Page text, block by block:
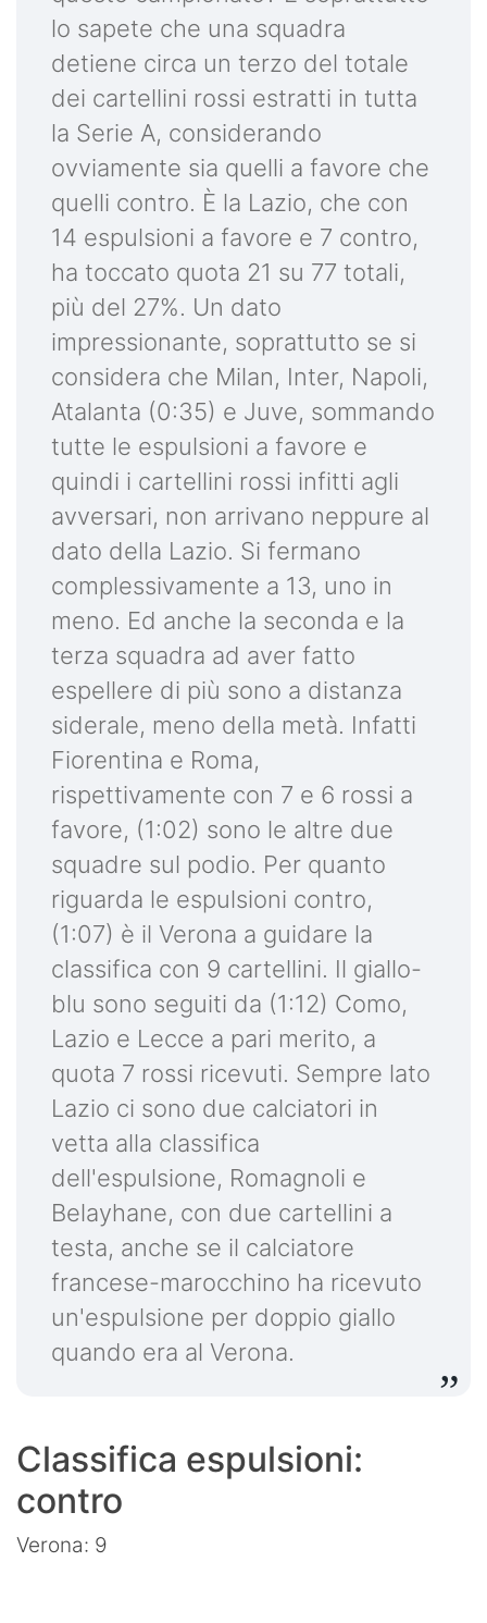
lo sapete che una squadra
detiene circa un terzo del totale
dei cartellini rossi estratti in tutta
la Serie A, considerando
ovviamente sia quelli a favore che
quelli contro. È la Lazio, che con
14 espulsioni a favore e 7 contro,
ha toccato quota 21 su 77 totali,
più del 27%. Un dato
impressionante, soprattutto se si
considera che Milan, Inter, Napoli,
Atalanta (0:35) e Juve, sommando
tutte le espulsioni a favore e
quindi i cartellini rossi infitti agli
avversari, non arrivano neppure al
dato della Lazio. Si fermano
complessivamente a 13, uno in
meno. Ed anche la seconda e la
terza squadra ad aver fatto
espellere di più sono a distanza
siderale, meno della metà. Infatti
Fiorentina e Roma,
rispettivamente con 7 e 6 rossi a
favore, (1:02) sono le altre due
squadre sul podio. Per quanto
riguarda le espulsioni contro,
(1:07) è il Verona a guidare la
classifica con 9 cartellini. Il giallo-
blu sono seguiti da (1:12) Como,
Lazio e Lecce a pari merito, a
quota 7 rossi ricevuti. Sempre lato
Lazio ci sono due calciatori in
vetta alla classifica
dell'espulsione, Romagnoli e
Belayhane, con due cartellini a
testa, anche se il calciatore
francese-marocchino ha ricevuto
un'espulsione per doppio giallo
quando era al Verona.
Classifica espulsioni:
contro
Verona: 9